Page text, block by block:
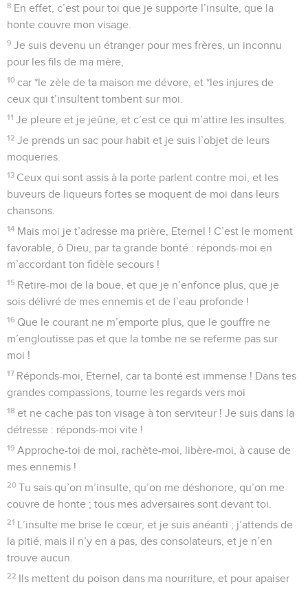
8 En effet, c’est pour toi que je supporte l’insulte, que la
honte couvre mon visage.
9 Je suis devenu un étranger pour mes frères, un inconnu
pour les fils de ma mère,
10 car *le zèle de ta maison me dévore, et *les injures de
ceux qui t’insultent tombent sur moi.
11 Je pleure et je jeûne, et c’est ce qui m’attire les insultes.
12 Je prends un sac pour habit et je suis l’objet de leurs
moqueries.
13 Ceux qui sont assis à la porte parlent contre moi, et les
buveurs de liqueurs fortes se moquent de moi dans leurs
chansons.
14 Mais moi je t’adresse ma prière, Eternel ! C’est le moment
favorable, ô Dieu, par ta grande bonté : réponds-moi en
m’accordant ton fidèle secours !
15 Retire-moi de la boue, et que je n’enfonce plus, que je
sois délivré de mes ennemis et de l’eau profonde !
16 Que le courant ne m’emporte plus, que le gouffre ne
m’engloutisse pas et que la tombe ne se referme pas sur
moi !
17 Réponds-moi, Eternel, car ta bonté est immense ! Dans tes
grandes compassions, tourne les regards vers moi
18 et ne cache pas ton visage à ton serviteur ! Je suis dans la
détresse : réponds-moi vite !
19 Approche-toi de moi, rachète-moi, libère-moi, à cause de
mes ennemis !
20 Tu sais qu’on m’insulte, qu’on me déshonore, qu’on me
couvre de honte ; tous mes adversaires sont devant toi.
21 L’insulte me brise le cœur, et je suis anéanti ; j’attends de
la pitié, mais il n’y en a pas, des consolateurs, et je n’en
trouve aucun.
22 Ils mettent du poison dans ma nourriture, et pour apaiser